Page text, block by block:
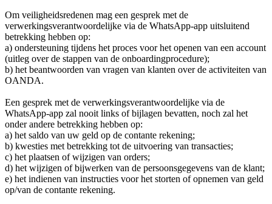
Om veiligheidsredenen mag een gesprek met de
verwerkingsverantwoordelijke via de WhatsApp-app uitsluitend
betrekking hebben op:
a) ondersteuning tijdens het proces voor het openen van een account
(uitleg over de stappen van de onboardingprocedure);
b) het beantwoorden van vragen van klanten over de activiteiten van
OANDA.
Een gesprek met de verwerkingsverantwoordelijke via de
WhatsApp-app zal nooit links of bijlagen bevatten, noch zal het
onder andere betrekking hebben op:
a) het saldo van uw geld op de contante rekening;
b) kwesties met betrekking tot de uitvoering van transacties;
c) het plaatsen of wijzigen van orders;
d) het wijzigen of bijwerken van de persoonsgegevens van de klant;
e) het indienen van instructies voor het storten of opnemen van geld
op/van de contante rekening.